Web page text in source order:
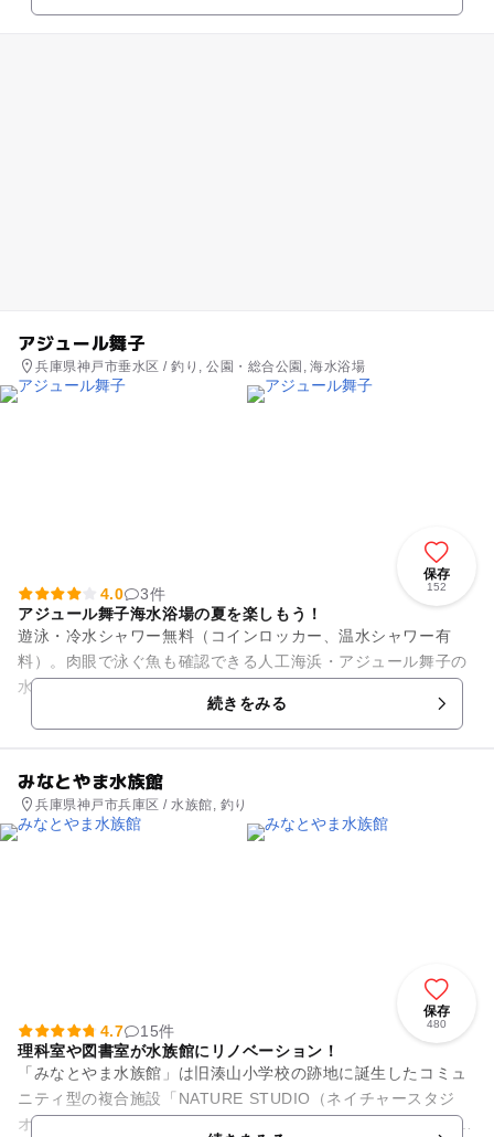
アジュール舞子
兵庫県神戸市垂水区 / 釣り, 公園・総合公園, 海水浴場
保存
152
4.0
3件
アジュール舞子海水浴場の夏を楽しもう！
遊泳・冷水シャワー無料（コインロッカー、温水シャワー有
料）。肉眼で泳ぐ魚も確認できる人工海浜・アジュール舞子の
水質はA以上の判定結果という大変美しい水質を誇っていま
す。 夏休みはたくさんの...続きをみる
みなとやま水族館
兵庫県神戸市兵庫区 / 水族館, 釣り
保存
480
4.7
15件
理科室や図書室が水族館にリノベーション！
「みなとやま水族館」は旧湊山小学校の跡地に誕生したコミュ
ニティ型の複合施設「NATURE STUDIO（ネイチャースタジ
オ）」内にある水族館です。 展示室は理科室や図書室などをリ